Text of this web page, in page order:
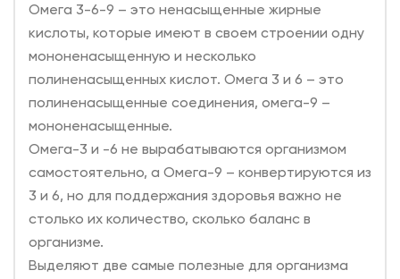
Омега 3-6-9 – это ненасыщенные жирные
кислоты, которые имеют в своем строении одну
мононенасыщенную и несколько
полиненасыщенных кислот. Омега 3 и 6 – это
полиненасыщенные соединения, омега-9 –
мононенасыщенные.
Омега-3 и -6 не вырабатываются организмом
самостоятельно, а Омега-9 – конвертируются из
3 и 6, но для поддержания здоровья важно не
столько их количество, сколько баланс в
организме.
Выделяют две самые полезные для организма